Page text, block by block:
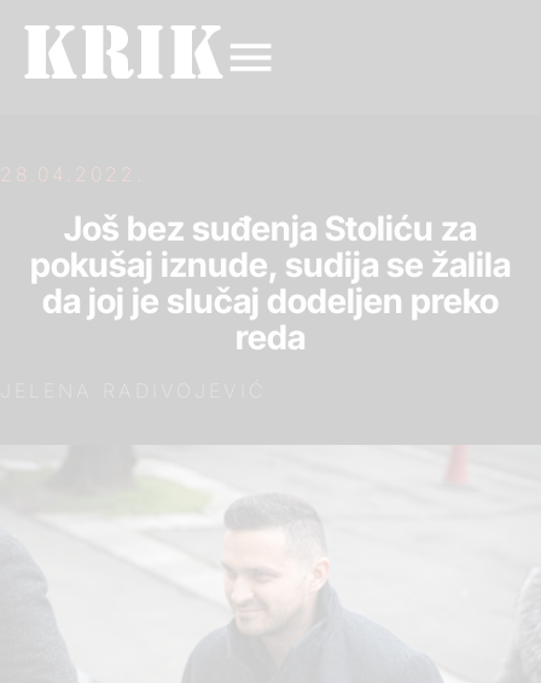
28.04.2022.
Još bez suđenja Stoliću za
pokušaj iznude, sudija se žalila
da joj je slučaj dodeljen preko
reda